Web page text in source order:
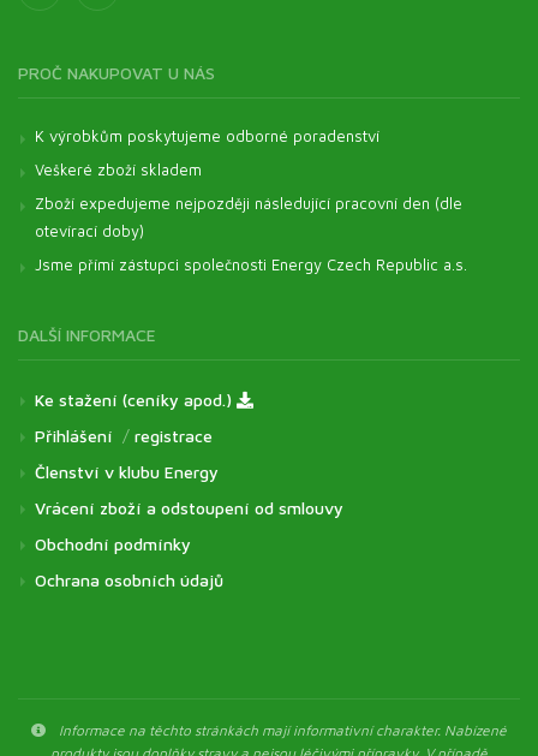
PROČ NAKUPOVAT U NÁS
K výrobkům poskytujeme odborné poradenství
Veškeré zboží skladem
Zboží expedujeme nejpozději následující pracovní den (dle
otevírací doby)
Jsme přímí zástupci společnosti Energy Czech Republic a.s.
DALŠÍ INFORMACE
Ke stažení (ceníky apod.)
Přihlášení / registrace
Členství v klubu Energy
Vrácení zboží a odstoupení od smlouvy
Obchodní podmínky
Ochrana osobních údajů
Informace na těchto stránkách mají informativní charakter. Nabízené